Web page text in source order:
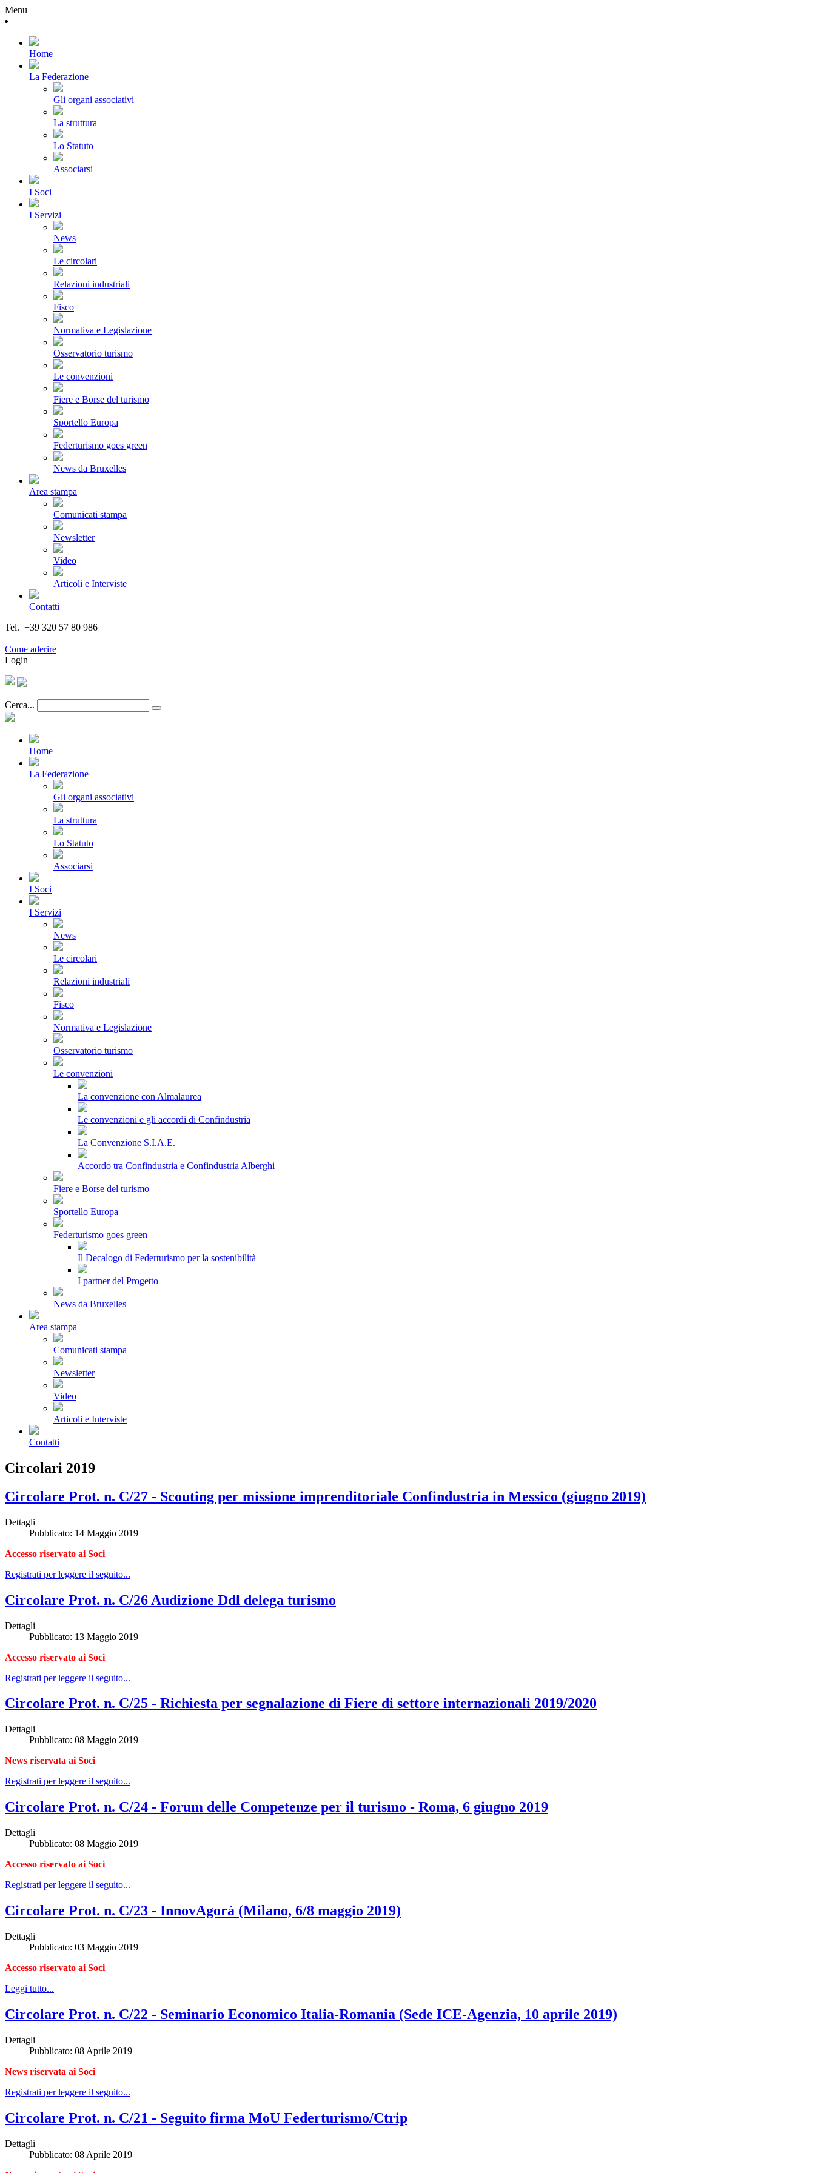
Menu
Home
La Federazione
Gli organi associativi
La struttura
Lo Statuto
Associarsi
I Soci
I Servizi
News
Le circolari
Relazioni industriali
Fisco
Normativa e Legislazione
Osservatorio turismo
Le convenzioni
Fiere e Borse del turismo
Sportello Europa
Federturismo goes green
News da Bruxelles
Area stampa
Comunicati stampa
Newsletter
Video
Articoli e Interviste
Contatti
Tel. +39 320 57 80 986
Come aderire
Login
Cerca...
Home
La Federazione
Gli organi associativi
La struttura
Lo Statuto
Associarsi
I Soci
I Servizi
News
Le circolari
Relazioni industriali
Fisco
Normativa e Legislazione
Osservatorio turismo
Le convenzioni
La convenzione con Almalaurea
Le convenzioni e gli accordi di Confindustria
La Convenzione S.I.A.E.
Accordo tra Confindustria e Confindustria Alberghi
Fiere e Borse del turismo
Sportello Europa
Federturismo goes green
Il Decalogo di Federturismo per la sostenibilità
I partner del Progetto
News da Bruxelles
Area stampa
Comunicati stampa
Newsletter
Video
Articoli e Interviste
Contatti
Circolari 2019
Circolare Prot. n. C/27 - Scouting per missione imprenditoriale Confindustria in Messico (giugno 2019)
Dettagli
Pubblicato: 14 Maggio 2019
Accesso riservato ai Soci
Registrati per leggere il seguito...
Circolare Prot. n. C/26 Audizione Ddl delega turismo
Dettagli
Pubblicato: 13 Maggio 2019
Accesso riservato ai Soci
Registrati per leggere il seguito...
Circolare Prot. n. C/25 - Richiesta per segnalazione di Fiere di settore internazionali 2019/2020
Dettagli
Pubblicato: 08 Maggio 2019
News riservata ai Soci
Registrati per leggere il seguito...
Circolare Prot. n. C/24 - Forum delle Competenze per il turismo - Roma, 6 giugno 2019
Dettagli
Pubblicato: 08 Maggio 2019
Accesso riservato ai Soci
Registrati per leggere il seguito...
Circolare Prot. n. C/23 - InnovAgorà (Milano, 6/8 maggio 2019)
Dettagli
Pubblicato: 03 Maggio 2019
Accesso riservato ai Soci
Leggi tutto...
Circolare Prot. n. C/22 - Seminario Economico Italia-Romania (Sede ICE-Agenzia, 10 aprile 2019)
Dettagli
Pubblicato: 08 Aprile 2019
News riservata ai Soci
Registrati per leggere il seguito...
Circolare Prot. n. C/21 - Seguito firma MoU Federturismo/Ctrip
Dettagli
Pubblicato: 08 Aprile 2019